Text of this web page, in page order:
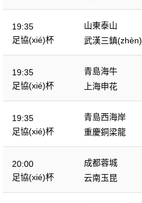
19:35
足協(xié)杯
山東泰山
武漢三鎮(zhèn)
19:35
足協(xié)杯
青島海牛
上海申花
19:35
足協(xié)杯
青島西海岸
重慶銅梁龍
20:00
足協(xié)杯
成都蓉城
云南玉昆